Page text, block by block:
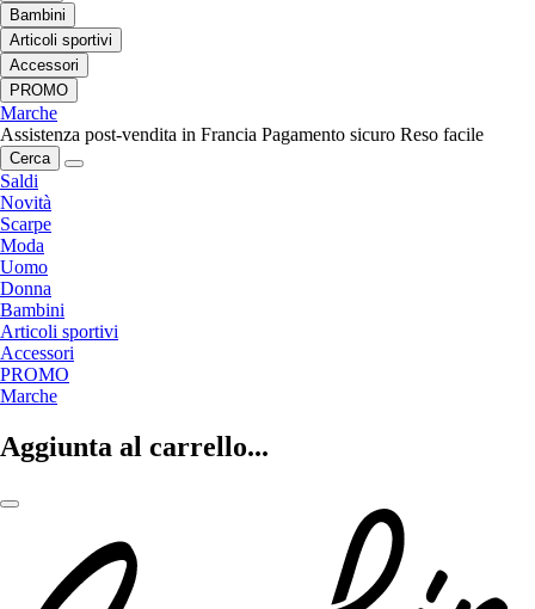
Bambini
Articoli sportivi
Accessori
PROMO
Marche
Assistenza post-vendita in Francia Pagamento sicuro Reso facile
Cerca
Saldi
Novità
Scarpe
Moda
Uomo
Donna
Bambini
Articoli sportivi
Accessori
PROMO
Marche
Aggiunta al carrello...